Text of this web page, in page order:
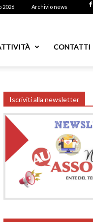
2026 Archivio news
CONTATTI
Iscriviti alla newsletter